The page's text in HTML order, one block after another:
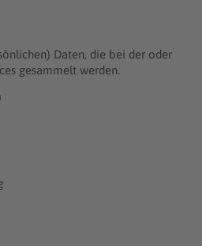
Daten, die bei der oder
gesammelt werden.